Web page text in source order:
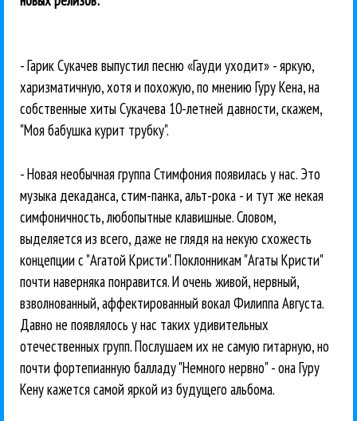
- Гарик Сукачев выпустил песню «Гауди уходит» - яркую,
харизматичную, хотя и похожую, по мнению Гуру Кена, на
собственные хиты Сукачева 10-летней давности, скажем,
"Моя бабушка курит трубку".
- Новая необычная группа Стимфония появилась у нас. Это
музыка декаданса, стим-панка, альт-рока - и тут же некая
симфоничность, любопытные клавишные. Словом,
выделяется из всего, даже не глядя на некую схожесть
концепции с "Агатой Кристи". Поклонникам "Агаты Кристи"
почти наверняка понравится. И очень живой, нервный,
взволнованный, аффектированный вокал Филиппа Августа.
Давно не появлялось у нас таких удивительных
отечественных групп. Послушаем их не самую гитарную, но
почти фортепианную балладу "Немного нервно" - она Гуру
Кену кажется самой яркой из будущего альбома.